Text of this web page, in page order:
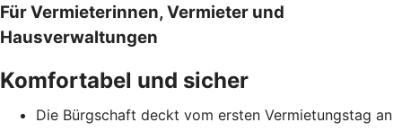
Für Vermieterinnen, Vermieter und
Hausverwaltungen
Komfortabel und sicher
Die Bürgschaft deckt vom ersten Vermietungstag an